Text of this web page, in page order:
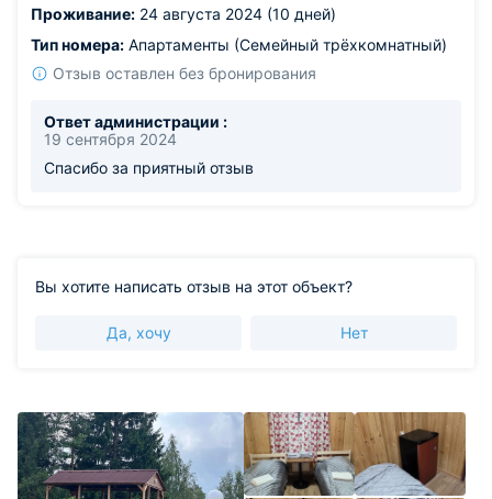
Мы взяли лодку и сап для водной прогулки по озеру, и
остались в полном восторге. Мы обязательно
порекомендуем это место своим друзьям и
родственникам и с радостью приедем сюда снова.
Проживание: 24 августа 2024 (10 дней)
Тип номера: Апартаменты (Семейный трёхкомнатный)
Отзыв оставлен без бронирования
Ответ администрации :
19 сентября 2024
Спасибо за приятный отзыв
Вы хотите написать отзыв на этот объект?
Да, хочу Нет